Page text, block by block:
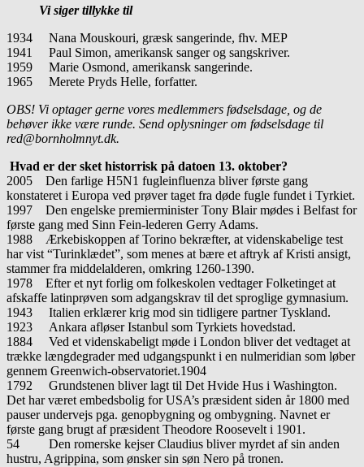
Vi siger tillykke til
1934 Nana Mouskouri, græsk sangerinde, fhv. MEP
1941 Paul Simon, amerikansk sanger og sangskriver.
1959 Marie Osmond, amerikansk sangerinde.
1965 Merete Pryds Helle, forfatter.
OBS! Vi optager gerne vores medlemmers fødselsdage, og de
behøver ikke være runde. Send oplysninger om fødselsdage til
red@bornholmnyt.dk.
Hvad er der sket historrisk på datoen 13. oktober?
2005 Den farlige H5N1 fugleinfluenza bliver første gang
konstateret i Europa ved prøver taget fra døde fugle fun­det i Tyrkiet.
1997 Den engelske premierminister Tony Blair mødes i Belfast for
første gang med Sinn Fein-lederen Gerry Adams.
1988 Ærkebiskoppen af Torino bekræfter, at videnskabelige test
har vist “Turinklædet”, som menes at bære et aftryk af Kristi ansigt,
stammer fra middelalderen, omkring 1260-1390.
1978 Efter et nyt forlig om folkeskolen vedtager Folketinget at
afskaffe latinprøven som adgangskrav til det sproglige gymnasium.
1943 Italien erklærer krig mod sin tidligere partner Tyskland.
1923 Ankara afløser Istanbul som Tyrkiets hovedstad.
1884 Ved et videnskabeligt møde i London bliver det vedtaget at
trække længdegrader med udgangspunkt i en nulmeridian som løber
gennem Greenwich-observatoriet.1904
1792 Grundstenen bliver lagt til Det Hvide Hus i Washington.
Det har været embedsbolig for USA’s præsident siden år 1800 med
pauser undervejs pga. genopbygning og ombygning. Navnet er
første gang brugt af præsident Theodore Roosevelt i 1901.
54 Den romerske kejser Claudius bliver myrdet af sin anden
hustru, Agrippina, som ønsker sin søn Nero på tronen.